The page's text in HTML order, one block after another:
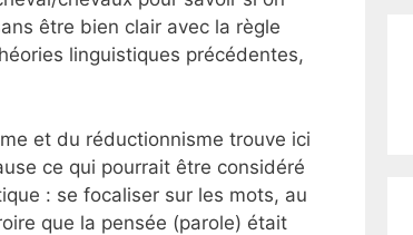
être bien clair avec la règle
linguistiques précédentes,
et du réductionnisme trouve ici
ce qui pourrait être considéré
: se focaliser sur les mots, au
que la pensée (parole) était